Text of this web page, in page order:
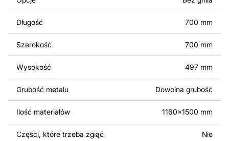
komercyjnego, w tym do sprzedaży produktów
wykonanych na podstawie tych projektów. Należy
jednak pamiętać, że odsprzedaż lub udostępnianie
oryginalnych bądź zmodyfikowanych plików jest
surowo zabronione.
Za dodatkową opłatą możemy dostosować projekt
poprzez dodanie tekstu, obrazów lub logo Twojej firmy
albo wprowadzenie innych modyfikacji według Twoich
potrzeb. Jeśli potrzebujesz indywidualnego projektu
Długość 700 mm
Szerokość 700 mm
Wysokość 497 mm
Grubość metalu Dowolna grubość
Ilość materiałów 1160x1500 mm
Części, które trzeba zgiąć Nie